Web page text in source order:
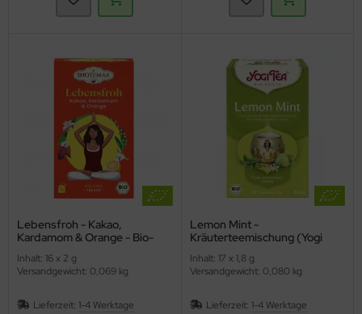
Lebensfroh - Kakao,
Kardamom & Orange - Bio-
Inhalt: 16 x 2 g
Versandgewicht: 0,069 kg
Lieferzeit: 1-4 Werktage
Lemon Mint -
Kräuterteemischung (Yogi
Inhalt: 17 x 1,8 g
Versandgewicht: 0,080 kg
Lieferzeit: 1-4 Werktage